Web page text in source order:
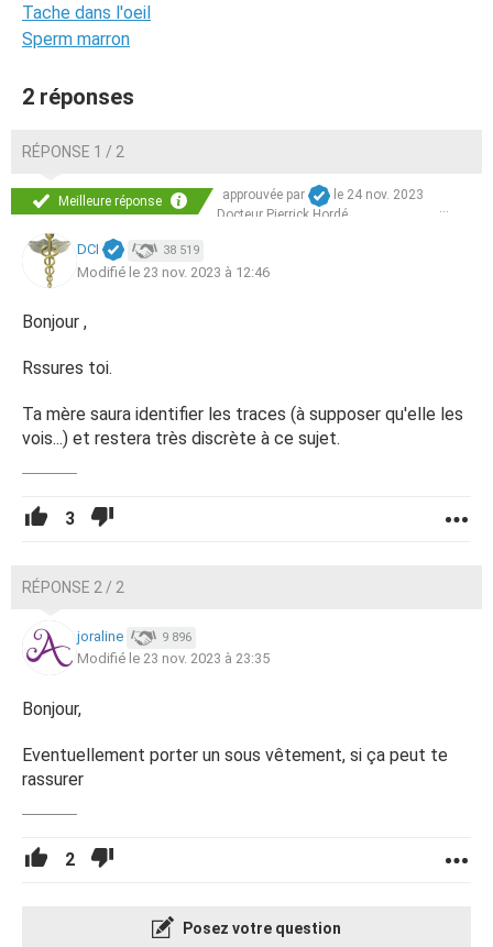
Tache dans l'oeil
Sperm marron
2 réponses
RÉPONSE 1 / 2
Meilleure réponse
approuvée par
Docteur Pierrick Hordé
le 24 nov. 2023
DCI 38 519
Modifié le 23 nov. 2023 à 12:46
Bonjour ,
Rssures toi.
Ta mère saura identifier les traces (à supposer qu'elle les
vois...) et restera très discrète à ce sujet.
3
RÉPONSE 2 / 2
joraline 9 896
Modifié le 23 nov. 2023 à 23:35
Bonjour,
Eventuellement porter un sous vêtement, si ça peut te
rassurer
2
Posez votre question